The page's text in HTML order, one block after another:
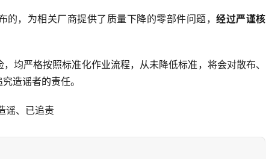
的，为相关厂商提供了质量下降的零部件问题，经过严谨核
均严格按照标准化作业流程，从未降低标准，将会对散布、
造谣者的责任。